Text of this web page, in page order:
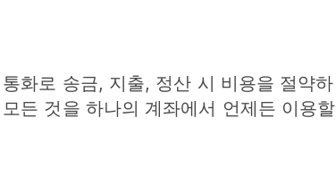
화로 송금, 지출, 정산 시 비용을 절약하
든 것을 하나의 계좌에서 언제든 이용할